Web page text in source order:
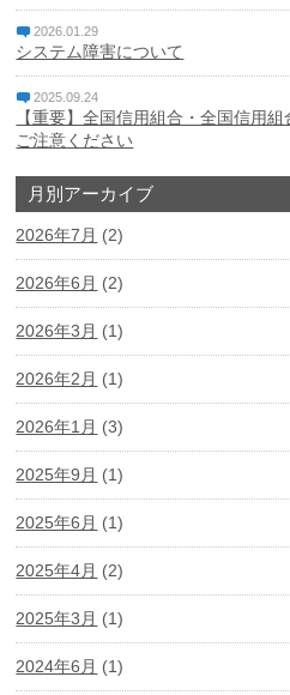
特定個人情報基本方
2026.01.29
システム障害について
2025.09.24
【重要】全国信用組合・全国信用
ご注意ください
月別アーカイブ
2026年7月 (2)
2026年6月 (2)
2026年3月 (1)
2026年2月 (1)
2026年1月 (3)
2025年9月 (1)
2025年6月 (1)
2025年4月 (2)
2025年3月 (1)
2024年6月 (1)